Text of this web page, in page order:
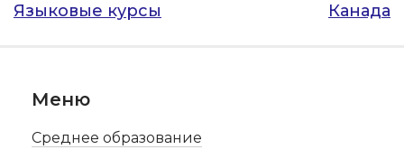
Навигация
Языковые курсы Канада
Меню
Среднее образование